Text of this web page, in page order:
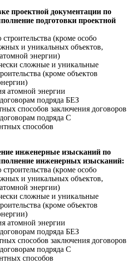
проектной документации по
подготовки проектной
(кроме особо
и уникальных объектов,
энергии)
сложные и уникальные
(кроме объектов
атомной энергии
подряда БЕЗ
способов заключения договоров
подряда С
способов
инженерные изысканий по
инженерных изысканий:
(кроме особо
и уникальных объектов,
энергии)
сложные и уникальные
(кроме объектов
атомной энергии
подряда БЕЗ
способов заключения договоров
подряда С
способов